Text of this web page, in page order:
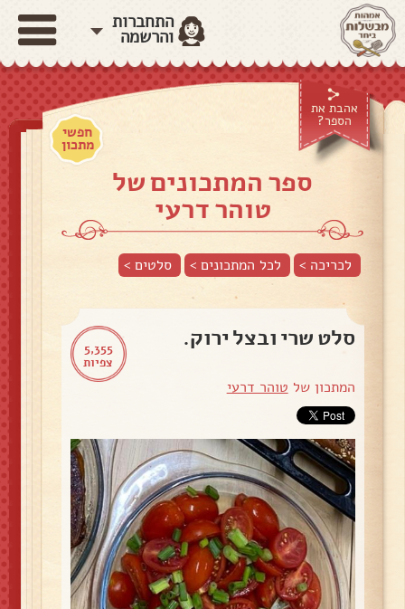
התחברות
והרשמה
אהבת את
הספר?
חפשי
מתכון
ספר המתכונים של
טוהר דרעי
לכריכה > לכל המתכונים > סלטים>
5,355
צפיות
סלט שרי ובצל ירוק.
המתכון של טוהר דרעי